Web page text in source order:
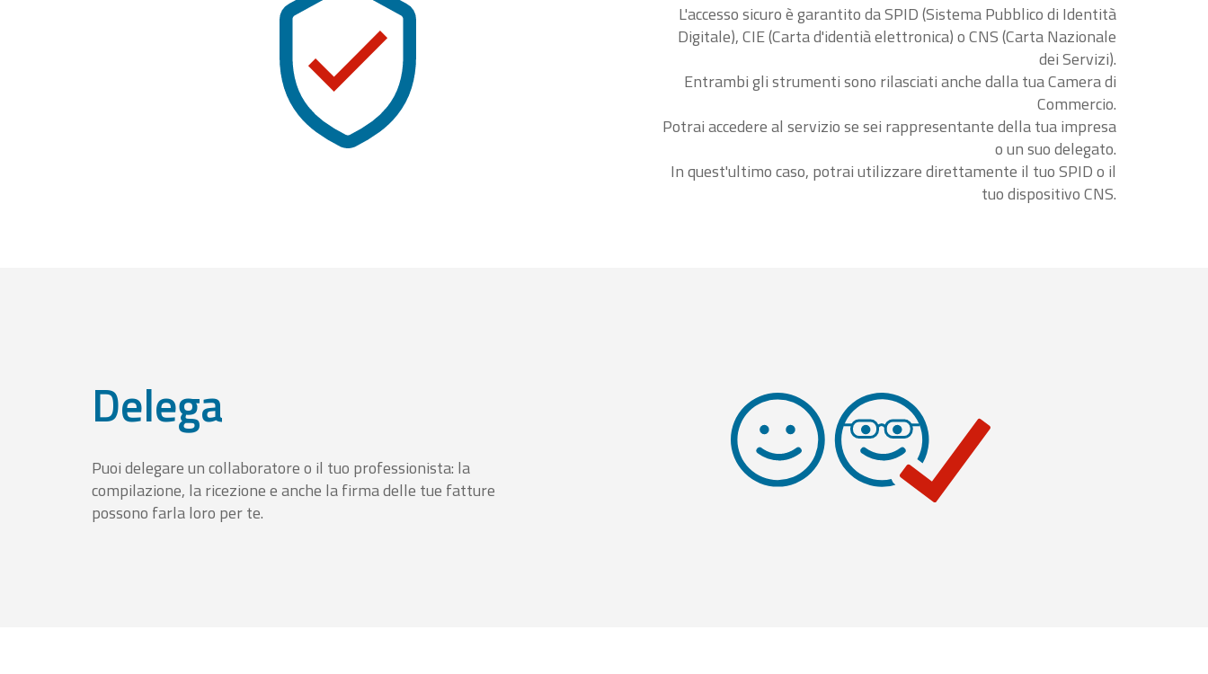
L'accesso sicuro è garantito da SPID (Sistema Pubblico di Identità
Digitale), CIE (Carta d'identià elettronica) o CNS (Carta Nazionale
dei Servizi).
Entrambi gli strumenti sono rilasciati anche dalla tua Camera di
Commercio.
Potrai accedere al servizio se sei rappresentante della tua impresa
o un suo delegato.
In quest'ultimo caso, potrai utilizzare direttamente il tuo SPID o il
tuo dispositivo CNS.
Delega
Puoi delegare un collaboratore o il tuo professionista: la
compilazione, la ricezione e anche la firma delle tue fatture
possono farla loro per te.